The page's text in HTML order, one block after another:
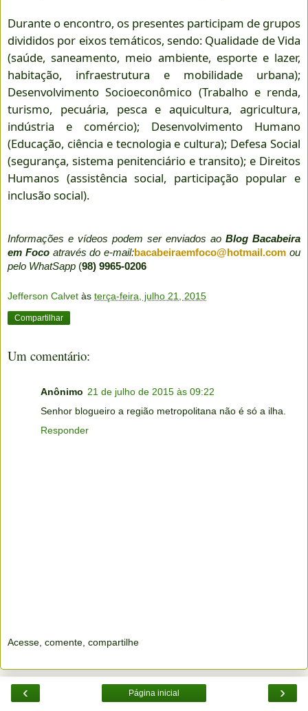
Durante o encontro, os presentes participam de grupos
divididos por eixos temáticos, sendo: Qualidade de Vida
(saúde, saneamento, meio ambiente, esporte e lazer,
habitação, infraestrutura e mobilidade urbana);
Desenvolvimento Socioeconômico (Trabalho e renda,
turismo, pecuária, pesca e aquicultura, agricultura,
indústria e comércio); Desenvolvimento Humano
(Educação, ciência e tecnologia e cultura); Defesa Social
(segurança, sistema penitenciário e transito); e Direitos
Humanos (assistência social, participação popular e
inclusão social).
Informações e vídeos podem ser enviados ao Blog Bacabeira
em Focoatravés do e-mail:bacabeiraemfoco@hotmail.com ou
pelo WhatSapp (98) 9965-0206
Jefferson Calvet às terça-feira, julho 21, 2015
Compartilhar
Um comentário:
Anônimo 21 de julho de 2015 às 09:22
Senhor blogueiro a região metropolitana não é só a ilha.
Responder
Acesse, comente, compartilhe
‹ ›
Página inicial